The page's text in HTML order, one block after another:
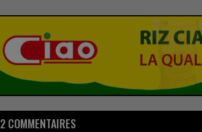
2 COMMENTAIRES